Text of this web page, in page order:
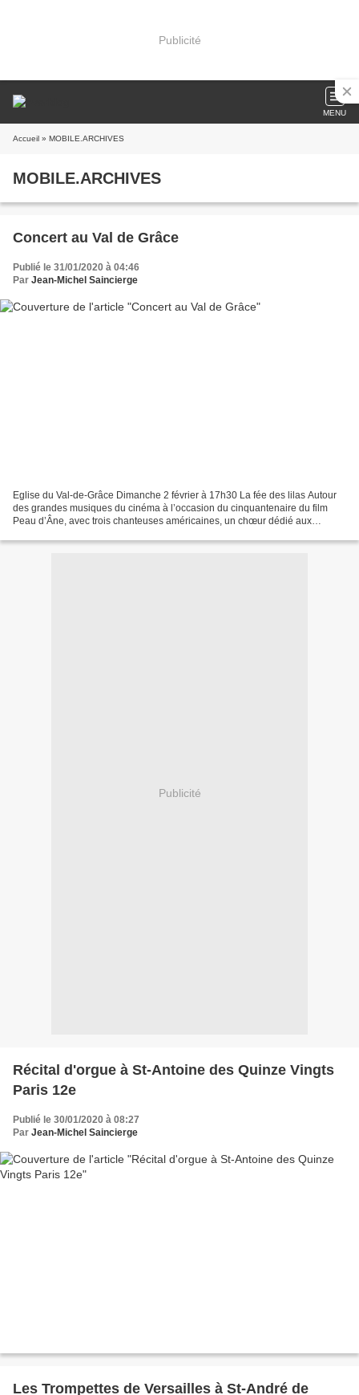
Publicité
MENU
Accueil » MOBILE.ARCHIVES
MOBILE.ARCHIVES
Concert au Val de Grâce
Publié le 31/01/2020 à 04:46
Par Jean-Michel Saincierge
Eglise du Val-de-Grâce Dimanche 2 février à 17h30 La fée des lilas Autour
des grandes musiques du cinéma à l’occasion du cinquantenaire du film
Peau d’Âne, avec trois chanteuses américaines, un chœur dédié aux
Publicité
Récital d'orgue à St-Antoine des Quinze Vingts
Paris 12e
Publié le 30/01/2020 à 08:27
Par Jean-Michel Saincierge
Les Trompettes de Versailles à St-André de